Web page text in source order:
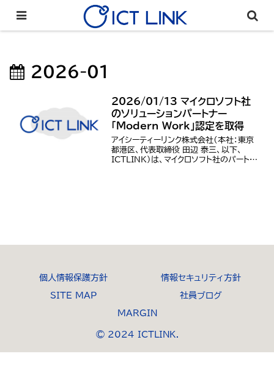
2026-01
2026/01/13 マイクロソフト社
のソリューションパートナー
「Modern Work」認定を取得
アイシーティーリンク株式会社（本社：東京
都港区、代表取締役 田辺 泰三、以下、
ICTLINK）は、マイクロソフト社のパートナ
個人情報保護方針 情報セキュリティ方針
SITE MAP 社員ブログ
MARGIN
© 2024 ICTLINK.